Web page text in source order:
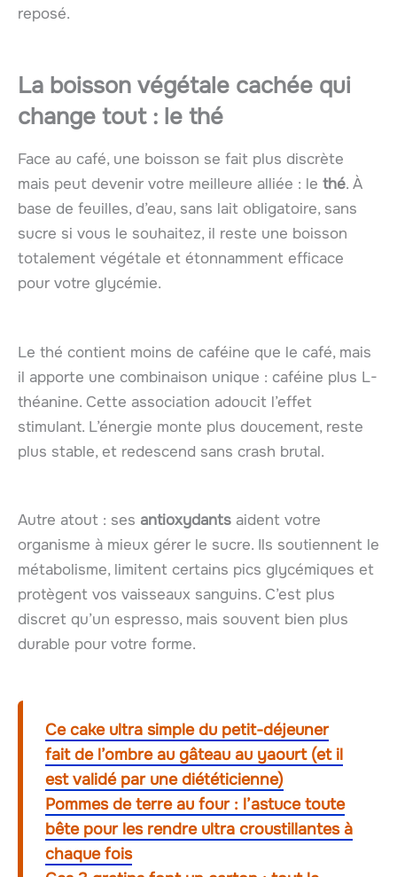
reposé.
La boisson végétale cachée qui
change tout : le thé
Face au café, une boisson se fait plus discrète
mais peut devenir votre meilleure alliée : le thé. À
base de feuilles, d’eau, sans lait obligatoire, sans
sucre si vous le souhaitez, il reste une boisson
totalement végétale et étonnamment efficace
pour votre glycémie.
Le thé contient moins de caféine que le café, mais
il apporte une combinaison unique : caféine plus L-
théanine. Cette association adoucit l’effet
stimulant. L’énergie monte plus doucement, reste
plus stable, et redescend sans crash brutal.
Autre atout : ses antioxydants aident votre
organisme à mieux gérer le sucre. Ils soutiennent le
métabolisme, limitent certains pics glycémiques et
protègent vos vaisseaux sanguins. C’est plus
discret qu’un espresso, mais souvent bien plus
durable pour votre forme.
Ce cake ultra simple du petit-déjeuner
fait de l’ombre au gâteau au yaourt (et il
est validé par une diététicienne)
Pommes de terre au four : l’astuce toute
bête pour les rendre ultra croustillantes à
chaque fois